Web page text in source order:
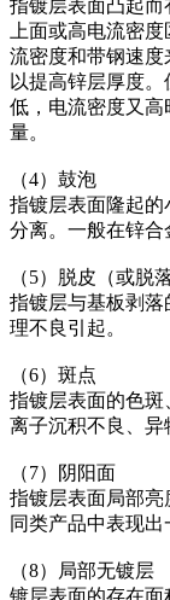
指镀层表面凸起而
上面或高电流密
流密度和带钢速
以提高锌层厚度
低，电流密度又
量。
（4）鼓泡
指镀层表面隆起的
分离。一般在锌合
（5）脱皮（或脱落
指镀层与基板剥
理不良引起。
（6）斑点
指镀层表面的色
离子沉积不良、异
（7）阴阳面
指镀层表面局部
同类产品中表现出
（8）局部无镀层
镀层表面的存在